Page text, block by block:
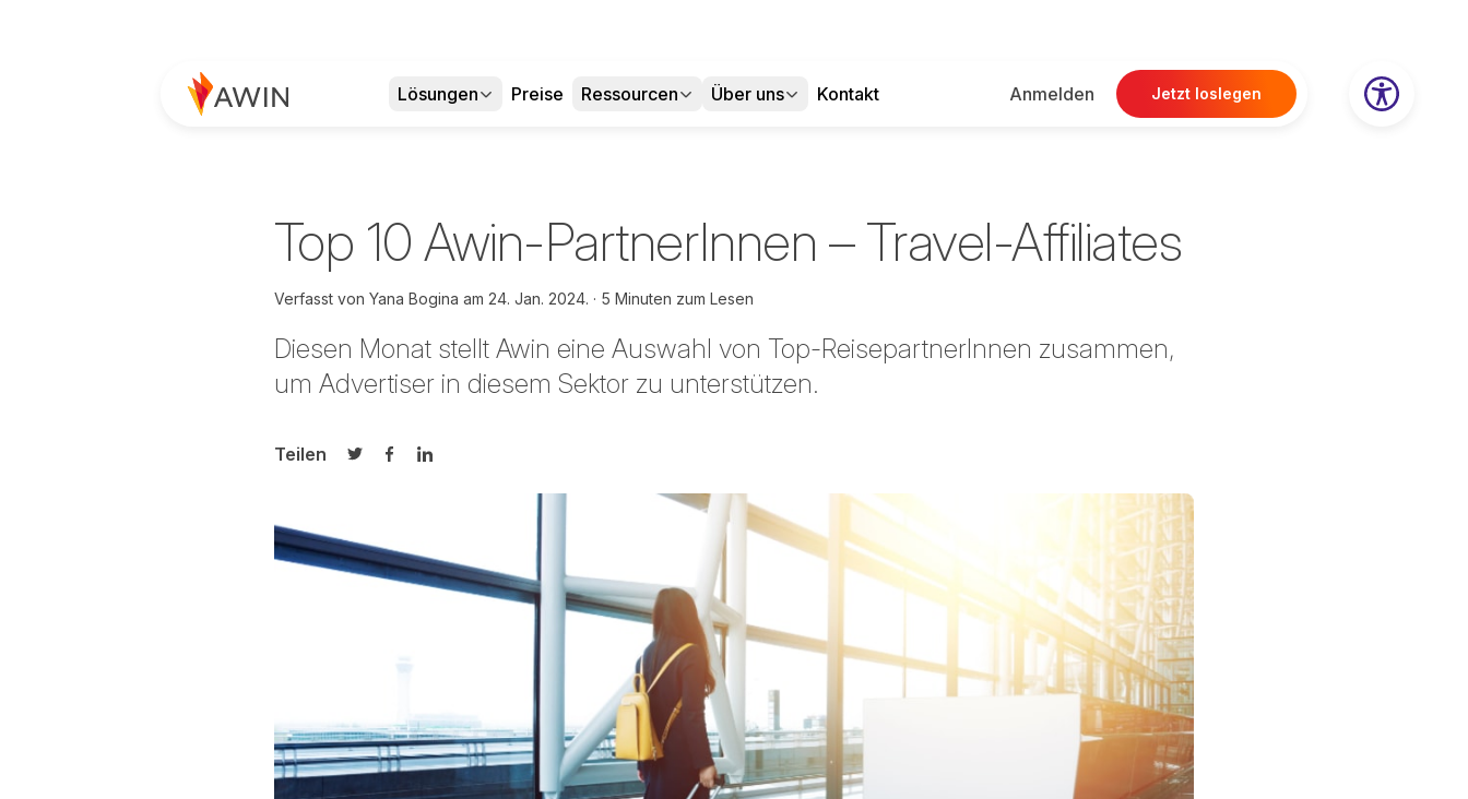
Lösungen Preise Ressourcen Über uns Kontakt Anmelden Jetzt loslegen
Top 10 Awin-PartnerInnen – Travel-Affiliates
Verfasst von Yana Bogina am 24. Jan. 2024. 5 Minuten zum Lesen
Diesen Monat stellt Awin eine Auswahl von Top-ReisepartnerInnen zusammen,
um Advertiser in diesem Sektor zu unterstützen.
Teilen
Auf Twitter teilen
Auf Facebook teilen
Auf LinkedIn teilen